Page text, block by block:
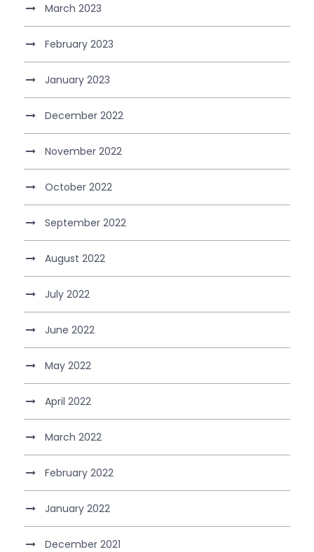
March 2023
February 2023
January 2023
December 2022
November 2022
October 2022
September 2022
August 2022
July 2022
June 2022
May 2022
April 2022
March 2022
February 2022
January 2022
December 2021